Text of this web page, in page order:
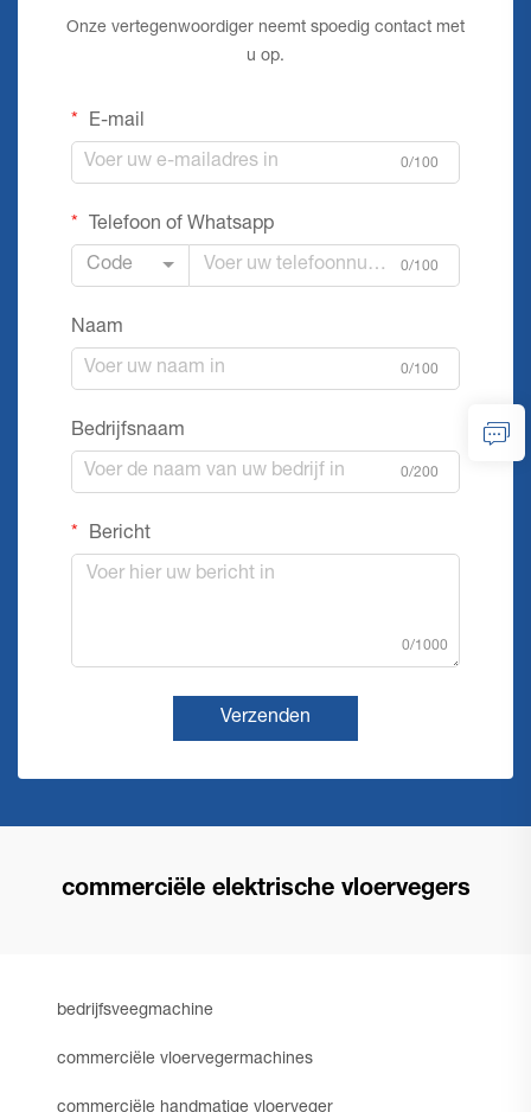
Onze vertegenwoordiger neemt spoedig contact met
u op.
E-mail
0/100
Telefoon of Whatsapp
Code 0/100
Naam
0/100
Bedrijfsnaam
0/200
Bericht
0/1000
Verzenden
commerciële elektrische vloervegers
bedrijfsveegmachine
commerciële vloervegermachines
commerciële handmatige vloerveger